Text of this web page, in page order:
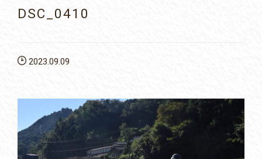
屏風山ご案内
アクセス
DSC_0410
2023.09.09